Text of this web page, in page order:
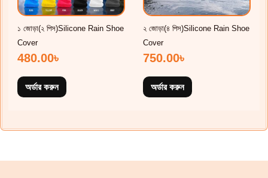
১ জোড়া(২ পিস)Silicone Rain Shoe
Cover
480.00৳
অর্ডার করুন
২ জোড়া(৪ পিস)Silicone Rain Shoe
Cover
750.00৳
অর্ডার করুন